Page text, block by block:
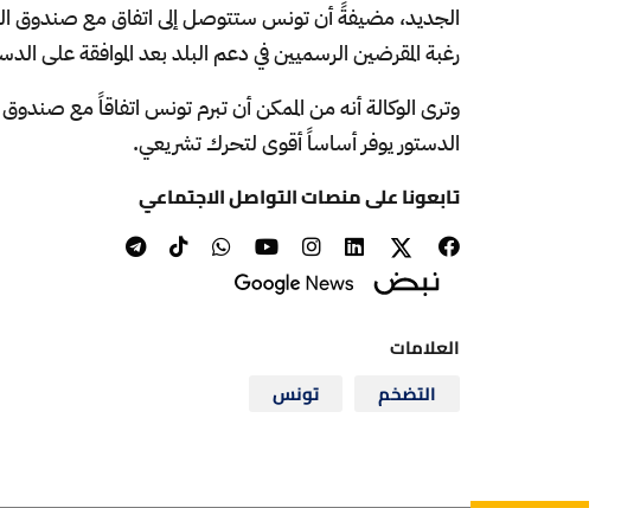
رغبة المقرضين الرسميين في دعم البلد بعد الموافقة على
وترى الوكالة أنه من الممكن أن تبرم تونس اتفاقاً مع صندوق
الدستور يوفر أساساً أقوى لتحرك تشريعي.
تابعونا على منصات التواصل الاجتماعي
العلامات
التضخم
تونس